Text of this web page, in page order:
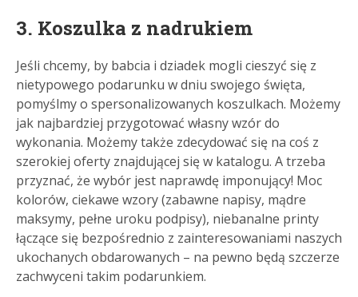
3. Koszulka z nadrukiem
Jeśli chcemy, by babcia i dziadek mogli cieszyć się z
nietypowego podarunku w dniu swojego święta,
pomyślmy o spersonalizowanych koszulkach. Możemy
jak najbardziej przygotować własny wzór do
wykonania. Możemy także zdecydować się na coś z
szerokiej oferty znajdującej się w katalogu. A trzeba
przyznać, że wybór jest naprawdę imponujący! Moc
kolorów, ciekawe wzory (zabawne napisy, mądre
maksymy, pełne uroku podpisy), niebanalne printy
łączące się bezpośrednio z zainteresowaniami naszych
ukochanych obdarowanych – na pewno będą szczerze
zachwyceni takim podarunkiem.